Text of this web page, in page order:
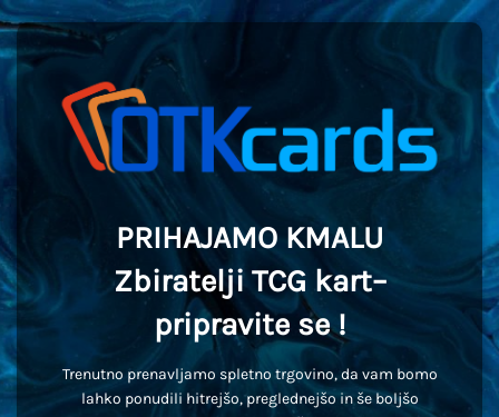
PRIHAJAMO KMALU
Zbiratelji TCG kart–
pripravite se !
Trenutno prenavljamo spletno trgovino, da vam bomo
lahko ponudili hitrejšo, preglednejšo in še boljšo